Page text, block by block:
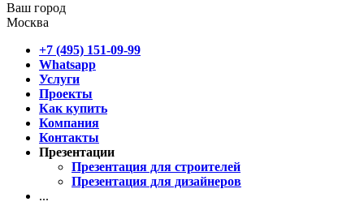
Ваш город
Москва
+7 (495) 151-09-99
Whatsapp
Услуги
Проекты
Как купить
Компания
Контакты
Презентации
Презентация для строителей
Презентация для дизайнеров
...